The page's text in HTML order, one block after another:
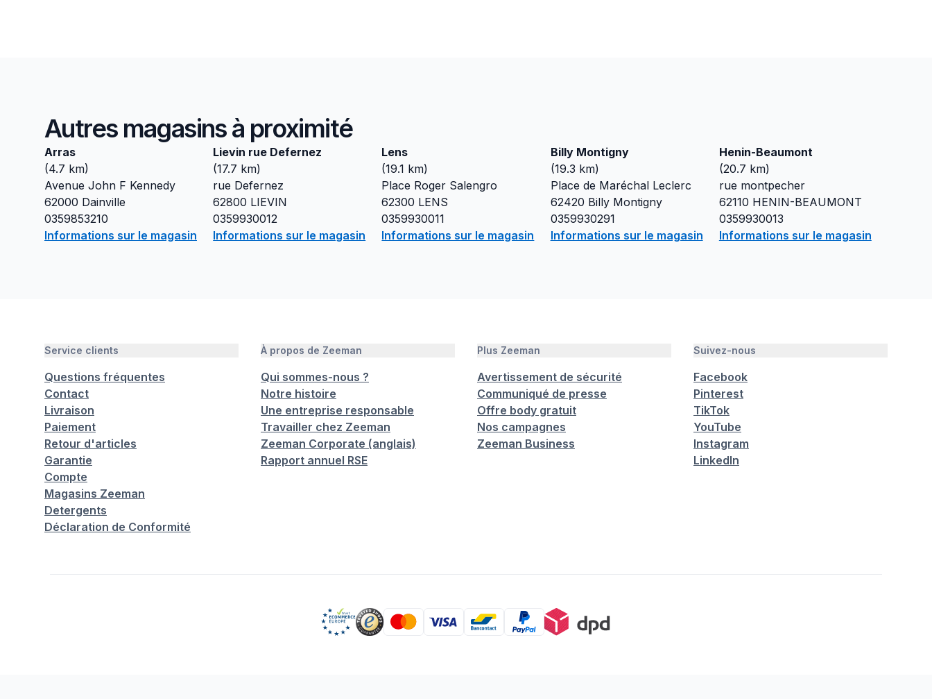
Autres magasins à proximité
Arras
(4.7 km)
Avenue John F Kennedy
62000 Dainville
0359853210
Informations sur le magasin
Lievin rue Defernez
(17.7 km)
rue Defernez
62800 LIEVIN
0359930012
Informations sur le magasin
Lens
(19.1 km)
Place Roger Salengro
62300 LENS
0359930011
Informations sur le magasin
Billy Montigny
(19.3 km)
Place de Maréchal Leclerc
62420 Billy Montigny
0359930291
Informations sur le magasin
Henin-Beaumont
(20.7 km)
rue montpecher
62110 HENIN-BEAUMONT
0359930013
Informations sur le magasin
Service clients
Questions fréquentes
Contact
Livraison
Paiement
Retour d'articles
Garantie
Compte
Magasins Zeeman
Detergents
Déclaration de Conformité
À propos de Zeeman
Qui sommes-nous ?
Notre histoire
Une entreprise responsable
Travailler chez Zeeman
Zeeman Corporate (anglais)
Rapport annuel RSE
Plus Zeeman
Avertissement de sécurité
Communiqué de presse
Offre body gratuit
Nos campagnes
Zeeman Business
Suivez-nous
Facebook
Pinterest
TikTok
YouTube
Instagram
LinkedIn